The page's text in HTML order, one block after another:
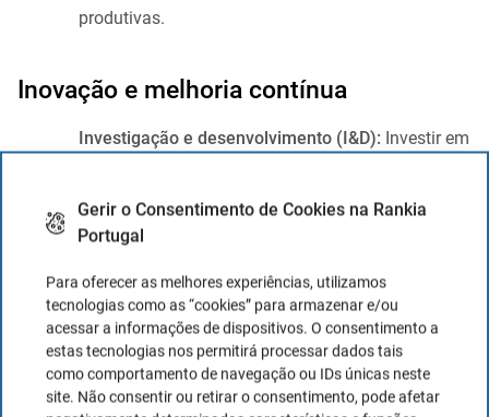
Gerir o Consentimento de Cookies na Rankia
Portugal
Para oferecer as melhores experiências, utilizamos
tecnologias como as “cookies” para armazenar e/ou
acessar a informações de dispositivos. O consentimento a
estas tecnologias nos permitirá processar dados tais
como comportamento de navegação ou IDs únicas neste
site. Não consentir ou retirar o consentimento, pode afetar
produtivas.
Inovação e melhoria contínua
Investigação e desenvolvimento (I&D): Investir em
os existentes, o que pode gerar maiores receitas e
margens de lucro.
Melhorar as competências e a produtividade dos
empregados através de programas de capacitação
e desenvolvimento profissional.